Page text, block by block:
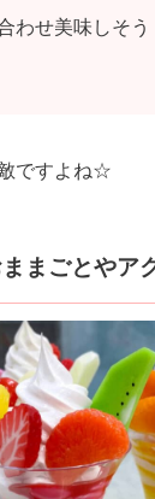
わせ美味しそう
ですよね☆
まごとやア